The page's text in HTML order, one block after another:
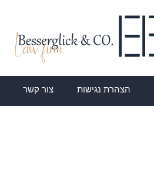
הצהרת נגישות צור קשר